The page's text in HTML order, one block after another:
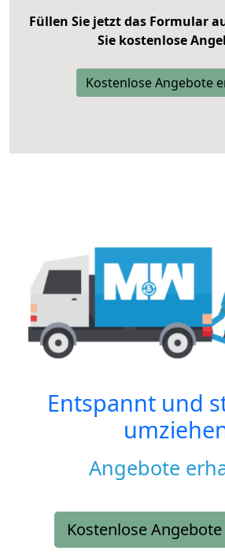
Füllen Sie jetzt das Formular
Sie kostenlose
Kostenlose Angebote
Entspannt und
Angebote
Kostenlose